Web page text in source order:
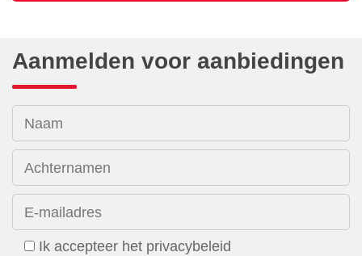
Aanmelden voor aanbiedingen
Naam
Achternamen
E-mailadres
Ik accepteer het privacybeleid